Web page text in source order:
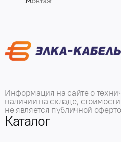
Информация на сайте о
наличии на складе,
не является публичной
Каталог